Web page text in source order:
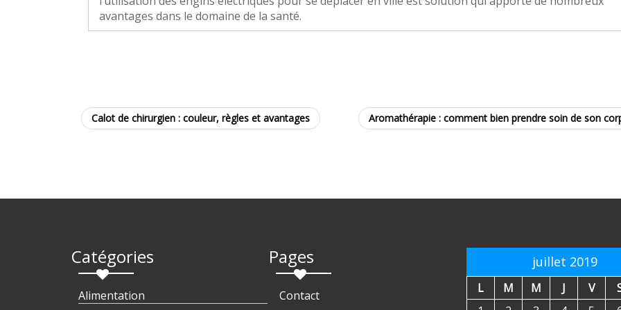
avantages dans le domaine de la santé.
Calot de chirurgien : couleur, règles et avantages Aromathérapie : comment bien prendre soin de son
Catégories
Alimentation
Pages
Contact
juillet 2019
L M M J V